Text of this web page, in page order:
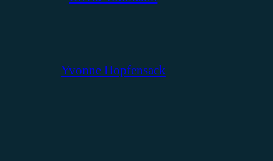
Yvonne Hopfensack